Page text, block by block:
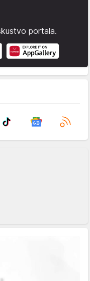
portala.